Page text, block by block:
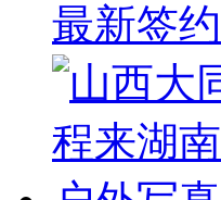
最新签约